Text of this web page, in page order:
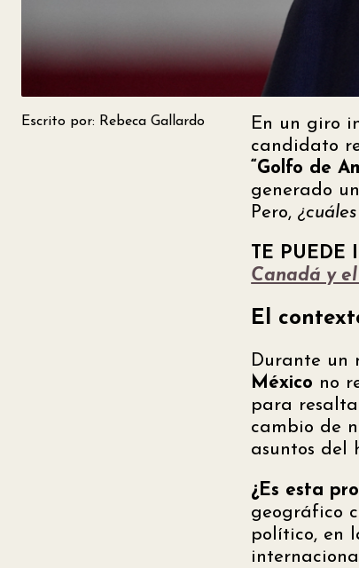
Escrito por: Rebeca Gallardo En un giro
candidato
“Golfo de
generado
Pero,
TE PUEDE
Canadá y
El
Durante un
México no
para
cambio de
asuntos del
¿Es esta
geográfico
político, en